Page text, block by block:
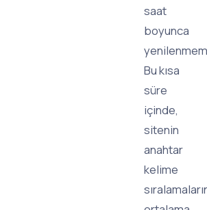
saat
boyunca
Bu kısa
süre
içinde,
sitenin
anahtar
kelime